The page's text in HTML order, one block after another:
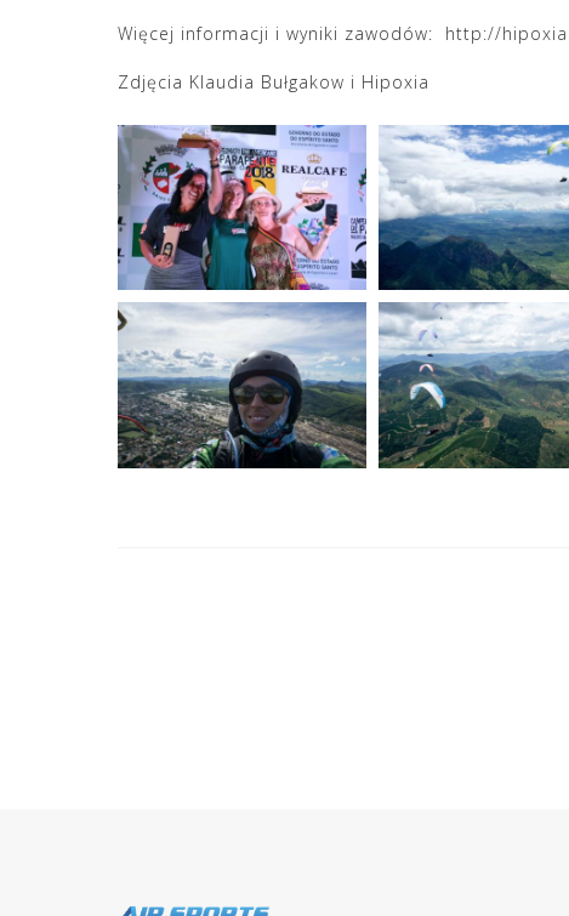
Więcej informacji i wyniki zawodów: http://
Zdjęcia Klaudia Bułgakow i Hipoxia